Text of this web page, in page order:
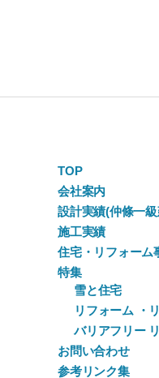
TOP
会社案内
設計実績(仲條一
施工実績
住宅・リフォーム
特集
雪と住宅
リフォーム ・
バリアフリー
お問い合わせ
参考リンク集